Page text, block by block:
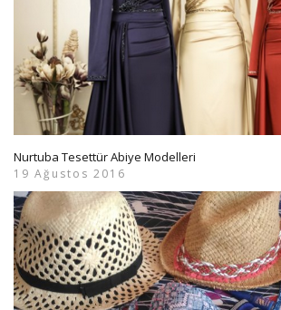
Nurtuba Tesettür Abiye Modelleri
19 Ağustos 2016